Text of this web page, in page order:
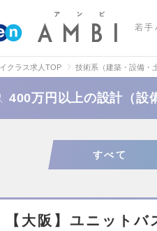
若手
クラス求人TOP 技術系（建築・設備・
400万円以上の設計（設
すべて
【大阪】ユニット